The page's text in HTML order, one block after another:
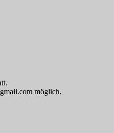
möglich.